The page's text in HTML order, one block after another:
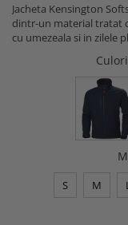
Buzunare externe
Echipamente
Echipamente
Echipamente
Echipamente
Echipamente trimeri
Masti protectie
Casti si antifoane
Menghine si prese
Jacheta Kensington
dintr-un material tratat
cu umezeala si in zilele
S M